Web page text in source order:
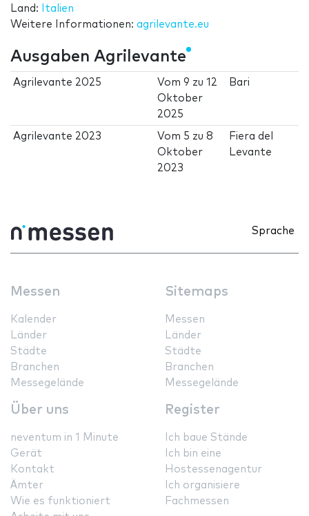
Land:
Italien
Weitere Informationen: agrilevante.eu
Ausgaben Agrilevante
Agrilevante 2025 Vom9 zu12
Oktober
2025
Bari
Agrilevante 2023 Vom 5 zu8
Oktober
2023
Fiera del
Levante
Sprache
Messen
Kalender
Länder
Städte
Branchen
Messegelände
Sitemaps
Messen
Länder
Städte
Branchen
Messegelände
Über uns
neventum in 1 Minute
Gerät
Kontakt
Ämter
Wie es funktioniert
Register
Ich baue Stände
Ich bin eine
Hostessenagentur
Ich organisiere
Fachmessen